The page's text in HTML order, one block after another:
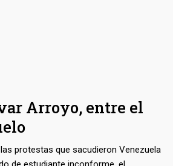
Arroyo, entre el
protestas que sacudieron Venezuela